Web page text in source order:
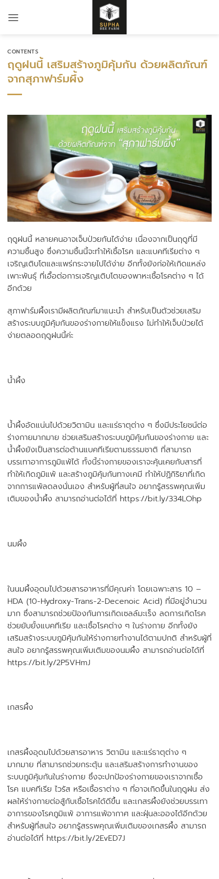
CONTENTS
ฤดูฝนนี้ เสริมสร้างภูมิคุ้มกัน ด้วยผลิตภัณฑ์
จากสุภาฟาร์มผึ้ง
ฤดูฝนนี้ หลายคนอาจเจ็บป่วยกันได้ง่าย เนื่องจากเป็นฤดูที่มี
ความชื้นสูง ซึ่งความชื้นนี้จะทำให้เชื้อโรค และแบคทีเรียต่าง ๆ
เจริญเติบโตและแพร่กระจายไปได้ง่าย อีกทั้งยังก่อให้เกิดแหล่ง
เพาะพันธุ์ ที่เอื้อต่อการเจริญเติบโตของพาหะเชื้อโรคต่าง ๆ ได้
อีกด้วย
สุภาฟาร์มผึ้งเรามีผลิตภัณฑ์มาแนะนำ สำหรับเป็นตัวช่วยเสริม
สร้างระบบภูมิคุ้มกันของร่างกายให้แข็งแรง ไม่ทำให้เจ็บป่วยได้
ง่ายตลอดฤดูฝนนี้ค่ะ
น้ำผึ้ง
น้ำผึ้งอัดแน่นไปด้วยวิตามิน และแร่ธาตุต่าง ๆ ซึ่งมีประโยชน์ต่อ
ร่างกายมากมาย ช่วยเสริมสร้างระบบภูมิคุ้มกันของร่างกาย และ
น้ำผึ้งยังเป็นสารต่อต้านแบคทีเรียตามธรรมชาติ ที่สามารถ
บรรเทาอาการภูมิแพ้ได้ ทั้งนี้ร่างกายของเราจะคุ้นเคยกับสารที่
ทำให้เกิดภูมิแพ้ และสร้างภูมิคุ้มกันทางเคมี ทำให้ปฏิกิริยาที่เกิด
จากการแพ้ลดลงนั่นเอง สำหรับผู้ที่สนใจ อยากรู้สรรพคุณเพิ่ม
เติมของน้ำผึ้ง สามารถอ่านต่อได้ที่ https://bit.ly/334LOhp
นมผึ้ง
ในนมผึ้งอุดมไปด้วยสารอาหารที่มีคุณค่า โดยเฉพาะสาร 10 –
HDA (10-Hydroxy-Trans-2-Decenoic Acid) ที่มีอยู่จำนวน
มาก ซึ่งสามารถช่วยป้องกันการเกิดเซลล์มะเร็ง ลดการเกิดโรค
ช่วยยับยั้งแบคทีเรีย และเชื้อโรคต่าง ๆ ในร่างกาย อีกทั้งยัง
เสริมสร้างระบบภูมิคุ้มกันให้ร่างกายทำงานได้ตามปกติ สำหรับผู้ที่
สนใจ อยากรู้สรรพคุณเพิ่มเติมของนมผึ้ง สามารถอ่านต่อได้ที่
https://bit.ly/2P5VHmJ
เกสรผึ้ง
เกสรผึ้งอุดมไปด้วยสารอาหาร วิตามิน และแร่ธาตุต่าง ๆ
มากมาย ที่สามารถช่วยกระตุ้น และเสริมสร้างการทำงานของ
ระบบภูมิคุ้มกันในร่างกาย ซึ่งจะปกป้องร่างกายของเราจากเชื้อ
โรค แบคทีเรีย ไวรัส หรือเชื้อราต่าง ๆ ที่อาจเกิดขึ้นในฤดูฝน ส่ง
ผลให้ร่างกายต่อสู้กับเชื้อโรคได้ดีขึ้น และเกสรผึ้งยังช่วยบรรเทา
อาการของโรคภูมิแพ้ อาการแพ้อากาศ และฝุ่นละอองได้อีกด้วย
สำหรับผู้ที่สนใจ อยากรู้สรรพคุณเพิ่มเติมของเกสรผึ้ง สามารถ
อ่านต่อได้ที่ https://bit.ly/2EvED7J